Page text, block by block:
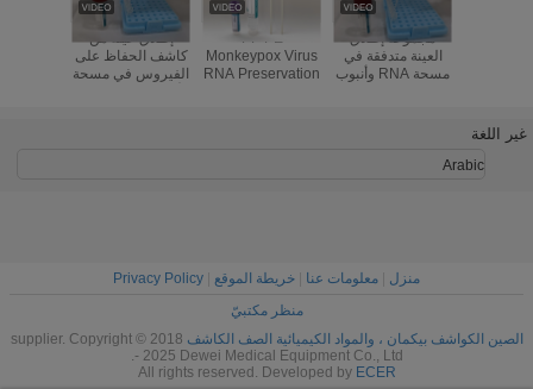
إطلاق عينة من
كاشف الحفاظ على
الفيروس في مسحة
PP PE
Monkeypox Virus
RNA Preservation
مجموعة إطلاق
العينة متدفقة في
مسحة RNA وأنبوب
غير اللغة
Arabic
منزل معلومات عنا خريطة الموقع
Privacy Policy
منظر مكتبيّ
الصين الكواشف بيكمان ، والمواد الكيميائية الصف الكاشف supplier. Copyright © 2018
- 2025 Dewei Medical Equipment Co., Ltd.
All rights reserved. Developed by ECER